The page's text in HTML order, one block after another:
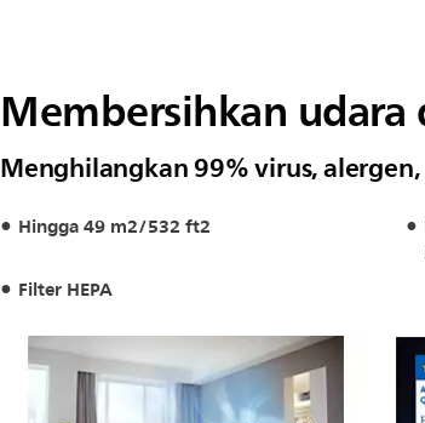
Membersihkan
Menghilangkan 99% virus,
Hingga 49 m2/532 ft2
Filter HEPA